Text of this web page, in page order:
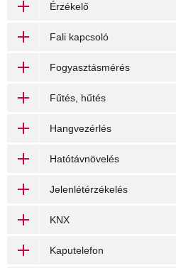
Érzékelő
Fali kapcsoló
Fogyasztásmérés
Fűtés, hűtés
Hangvezérlés
Hatótávnövelés
Jelenlétérzékelés
KNX
Kaputelefon